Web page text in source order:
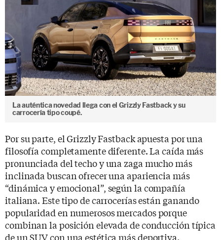
La auténtica novedad llega con el Grizzly Fastback y su
carrocería tipo coupé.
Por su parte, el Grizzly Fastback apuesta por una
filosofía completamente diferente. La caída más
pronunciada del techo y una zaga mucho más
inclinada buscan ofrecer una apariencia más
“dinámica y emocional”, según la compañía
italiana. Este tipo de carrocerías están ganando
popularidad en numerosos mercados porque
combinan la posición elevada de conducción típica
de un SUV con una estética más deportiva.